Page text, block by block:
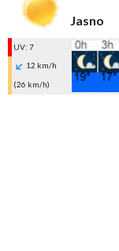
Jasno
UV: 7
12 km/h
(26 km/h)